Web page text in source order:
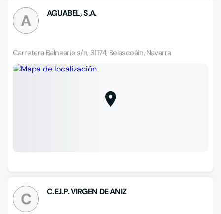
A AGUABEL, S.A.
Carretera Balneario s/n, 31174, Belascoáin, Navarra
C C.E.I.P. VIRGEN DE ANIZ